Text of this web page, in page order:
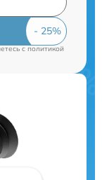
cполитикой